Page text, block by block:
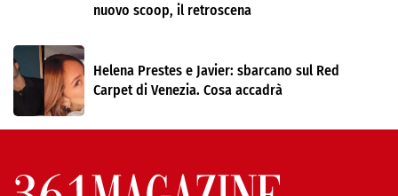
nuovo scoop, il retroscena
Helena Prestes e Javier: sbarcano sul Red
Carpet di Venezia. Cosa accadrà